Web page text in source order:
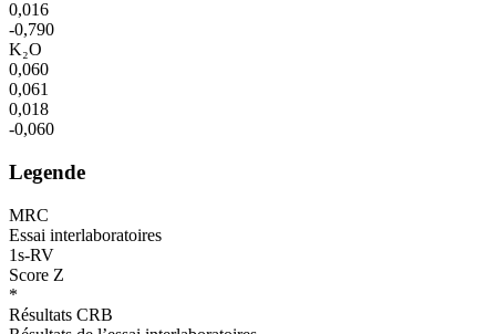
0,016
-0,790
K₂O
0,060
0,061
0,018
-0,060
Legende
MRC
Essai interlaboratoires
1s-RV
Score Z
*
Résultats CRB